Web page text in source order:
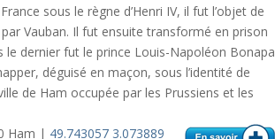
sous le règne d’Henri IV, il fut l’objet de
Vauban. Il fut ensuite transformé en prison
le dernier fut le prince Louis-Napoléon
déguisé en maçon, sous l’identité de
de Ham occupée par les Prussiens et les
Ham | 49.743057 3.073889